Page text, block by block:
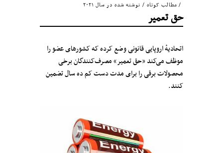
مطالب کوتاه / نوشته شده در سال ۲۰۲۱
حق تعمیر
اتحادیهٔ اروپایی قانونی وضع کرده که کشورهای عضو را
موظف می‌کند «حق تعمیر» مصرف‌کنندگان برخی
محصولات برقی را برای مدت دست کم ده سال تضمین
کنند.